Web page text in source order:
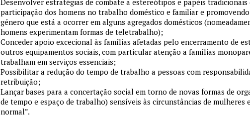
Desenvolver estratégias de combate a estereótipos e papéis
participação dos homens no trabalho doméstico e familiar e
género que está a ocorrer em alguns agregados domésticos
homens experimentam formas de teletrabalho);
Conceder apoio excecional às famílias afetadas pelo encerramento de
outros equipamentos sociais, com particular atenção a famílias
trabalham em serviços essenciais;
Possibilitar a redução do tempo de trabalho a pessoas com
retribuição;
Lançar bases para a concertação social em torno de novas formas de
de tempo e espaço de trabalho) sensíveis às circunstâncias de mulheres
normal”.